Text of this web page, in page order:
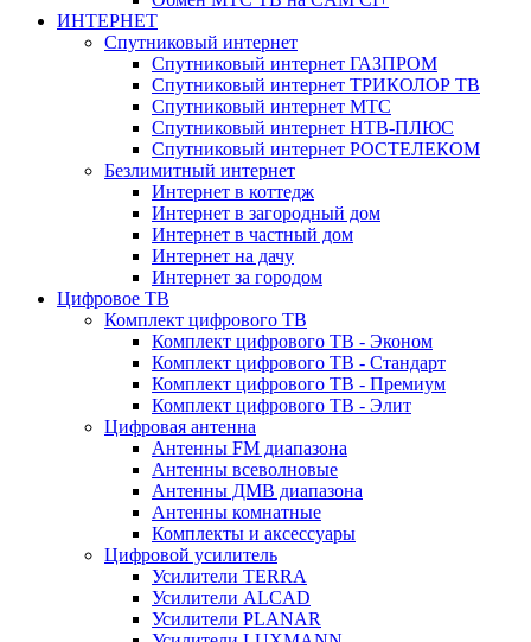
ИНТЕРНЕТ
Спутниковый интернет
Спутниковый интернет ГАЗПРОМ
Спутниковый интернет ТРИКОЛОР ТВ
Спутниковый интернет МТС
Спутниковый интернет НТВ-ПЛЮС
Спутниковый интернет РОСТЕЛЕКОМ
Безлимитный интернет
Интернет в коттедж
Интернет в загородный дом
Интернет в частный дом
Интернет на дачу
Интернет за городом
Цифровое ТВ
Комплект цифрового ТВ
Комплект цифрового ТВ - Эконом
Комплект цифрового ТВ - Стандарт
Комплект цифрового ТВ - Премиум
Комплект цифрового ТВ - Элит
Цифровая антенна
Антенны FM диапазона
Антенны всеволновые
Антенны ДМВ диапазона
Антенны комнатные
Комплекты и аксессуары
Цифровой усилитель
Усилители TERRA
Усилители ALCAD
Усилители PLANAR